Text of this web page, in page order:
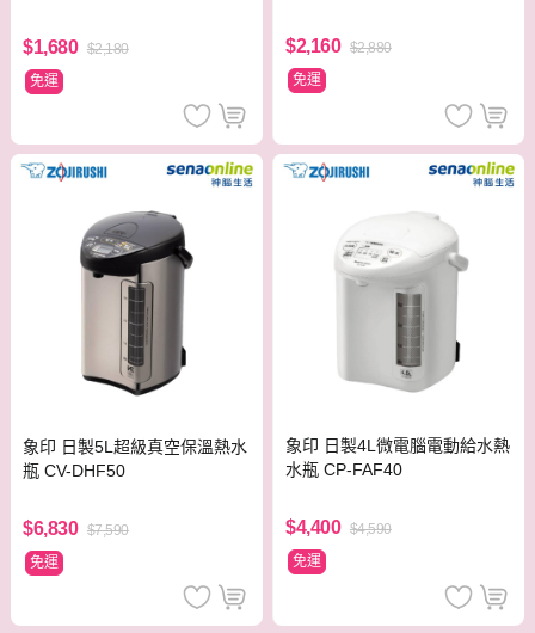
$1,680 $2,180
免運
$2,160 $2,880
免運
象印 日製5L超級真空保溫熱水
瓶 CV-DHF50
$6,830 $7,590
免運
象印 日製4L微電腦電動給水熱
水瓶 CP-FAF40
$4,400 $4,590
免運